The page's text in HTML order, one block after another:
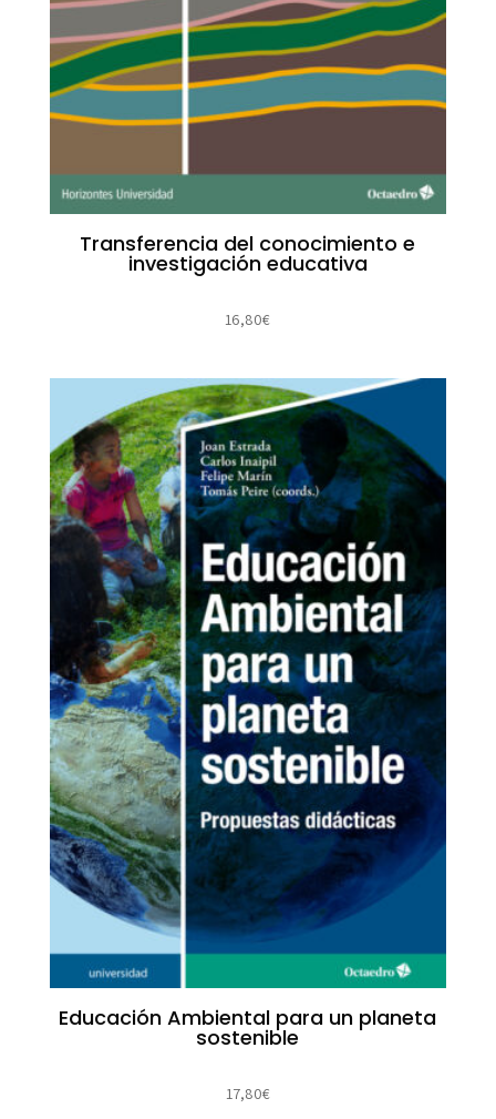
Transferencia del conocimiento e
investigación educativa
16,80€
Educación Ambiental para un planeta
sostenible
17,80€